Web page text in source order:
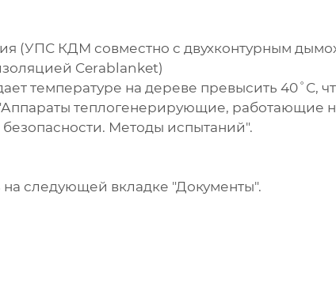
(УПС КДМ совместно с двухконтурным
Cerablanket)
температуре на дереве превысить 40˚С,
"Аппараты теплогенерирующие, работающие
Методы испытаний".
следующей вкладке "Документы".